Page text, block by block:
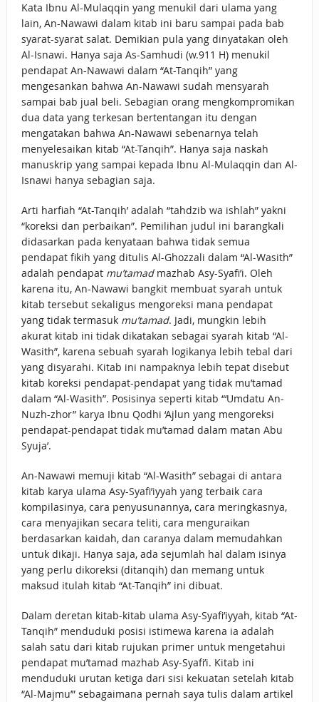
Kata Ibnu Al-Mulaqqin yang menukil dari ulama yang
lain, An-Nawawi dalam kitab ini baru sampai pada bab
syarat-syarat salat. Demikian pula yang dinyatakan oleh
Al-Isnawi. Hanya saja As-Samhudi (w.911 H) menukil
pendapat An-Nawawi dalam “At-Tanqih” yang
mengesankan bahwa An-Nawawi sudah mensyarah
sampai bab jual beli. Sebagian orang mengkompromikan
dua data yang terkesan bertentangan itu dengan
mengatakan bahwa An-Nawawi sebenarnya telah
menyelesaikan kitab “At-Tanqih”. Hanya saja naskah
manuskrip yang sampai kepada Ibnu Al-Mulaqqin dan Al-
Isnawi hanya sebagian saja.
Arti harfiah “At-Tanqih’ adalah “tahdzib wa ishlah” yakni
“koreksi dan perbaikan”. Pemilihan judul ini barangkali
didasarkan pada kenyataan bahwa tidak semua
pendapat fikih yang ditulis Al-Ghozzali dalam “Al-Wasith”
adalah pendapat mu’tamadmazhab Asy-Syafi’i. Oleh
karena itu, An-Nawawi bangkit membuat syarah untuk
kitab tersebut sekaligus mengoreksi mana pendapat
yang tidak termasuk mu’tamad. Jadi, mungkin lebih
akurat kitab ini tidak dikatakan sebagai syarah kitab “Al-
Wasith”, karena sebuah syarah logikanya lebih tebal dari
yang disyarahi. Kitab ini nampaknya lebih tepat disebut
kitab koreksi pendapat-pendapat yang tidak mu’tamad
dalam “Al-Wasith”. Posisinya seperti kitab “‘Umdatu An-
Nuzh-zhor” karya Ibnu Qodhi ‘Ajlun yang mengoreksi
pendapat-pendapat tidak mu’tamad dalam matan Abu
Syuja’.
An-Nawawi memuji kitab “Al-Wasith” sebagai di antara
kitab karya ulama Asy-Syafi’iyyah yang terbaik cara
kompilasinya, cara penyusunannya, cara meringkasnya,
cara menyajikan secara teliti, cara menguraikan
berdasarkan kaidah, dan caranya dalam memudahkan
untuk dikaji. Hanya saja, ada sejumlah hal dalam isinya
yang perlu dikoreksi (ditanqih) dan memang untuk
maksud itulah kitab “At-Tanqih” ini dibuat.
Dalam deretan kitab-kitab ulama Asy-Syafi’iyyah, kitab “At-
Tanqih” menduduki posisi istimewa karena ia adalah
salah satu dari kitab rujukan primer untuk mengetahui
pendapat mu’tamad mazhab Asy-Syafi’i. Kitab ini
menduduki urutan ketiga dari sisi kekuatan setelah kitab
“Al-Majmu’” sebagaimana pernah saya tulis dalam artikel